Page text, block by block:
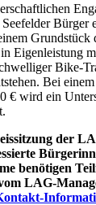
Seefelder Bürger
Grundstück
Eigenleistung
Bike-
Bei einem
€ wird ein
der
benötigen
LAG-